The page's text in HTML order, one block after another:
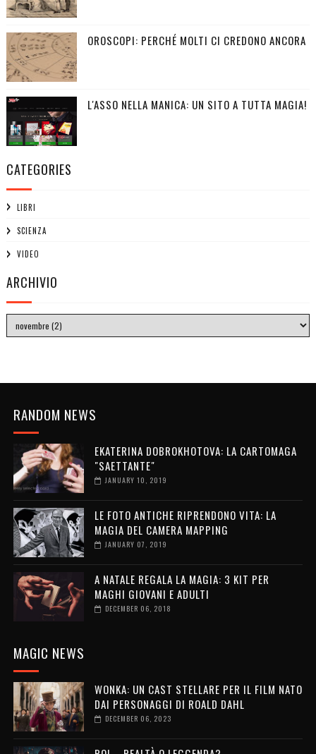
OROSCOPI: PERCHÉ MOLTI CI CREDONO ANCORA
L'ASSO NELLA MANICA: UN SITO A TUTTA MAGIA!
CATEGORIES
LIBRI
SCIENZA
VIDEO
ARCHIVIO
RANDOM NEWS
EKATERINA DOBROKHOTOVA: LA CARTOMAGA
"SAETTANTE"
JANUARY 10, 2019
LE FOTO ANTICHE RIPRENDONO VITA: LA
MAGIA DEL CAMERA MAPPING
JANUARY 07, 2019
A NATALE REGALA LA MAGIA: 3 KIT PER
MAGHI GIOVANI E ADULTI
DECEMBER 06, 2018
MAGIC NEWS
WONKA: UN CAST STELLARE PER IL FILM NATO
DAI PERSONAGGI DI ROALD DAHL
DECEMBER 06, 2023